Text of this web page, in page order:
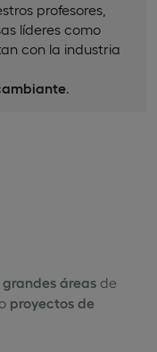
profesores,
líderes como
con la industria
.
áreas de
proyectos de